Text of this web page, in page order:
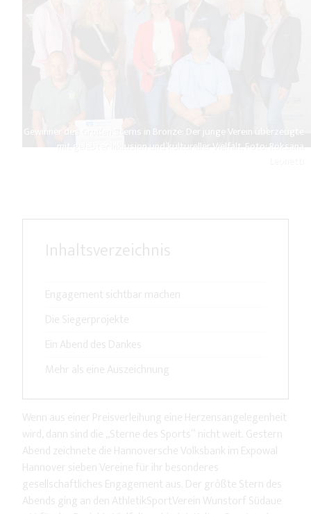
Gewinner des Großen Sterns in Bronze: Der junge Verein überzeugte
mit gelebter Inklusion und kultureller Vielfalt, Foto: Roksana
Inhaltsverzeichnis
Engagement sichtbar machen
Die Siegerprojekte
Ein Abend des Dankes
Mehr als eine Auszeichnung
Wenn aus einer Preisverleihung eine Herzensangelegenheit
wird, dann sind die „Sterne des Sports“ nicht weit. Gestern
Abend zeichnete die Hannoversche Volksbank im Expowal
Hannover sieben Vereine für ihr besonderes
gesellschaftliches Engagement aus. Der größte Stern des
Abends ging an den AthletikSportVerein Wunstorf Südaue